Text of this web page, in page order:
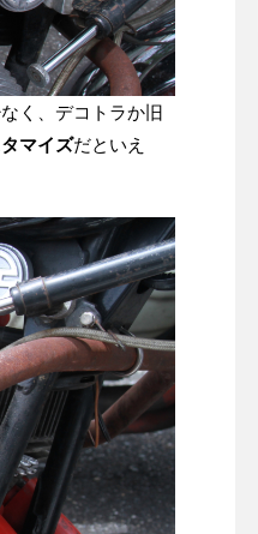
く、デコトラか旧
マイズだといえ